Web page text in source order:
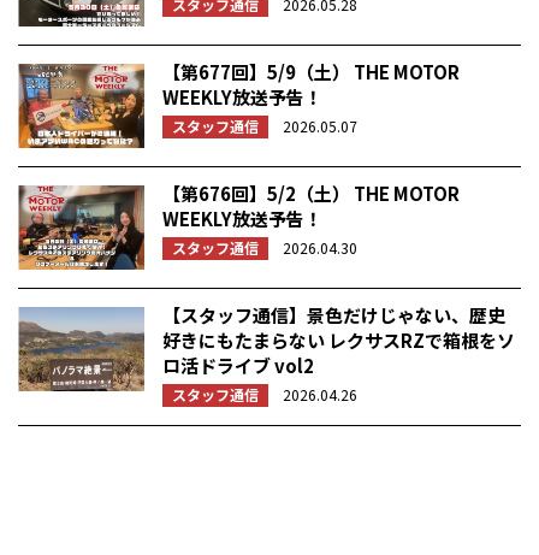
スタッフ通信 2026.05.28
【第677回】5/9（土） THE MOTOR
WEEKLY放送予告！
スタッフ通信 2026.05.07
【第676回】5/2（土） THE MOTOR
WEEKLY放送予告！
スタッフ通信 2026.04.30
【スタッフ通信】景色だけじゃない、歴史
好きにもたまらない レクサスRZで箱根をソ
ロ活ドライブ vol2
スタッフ通信 2026.04.26